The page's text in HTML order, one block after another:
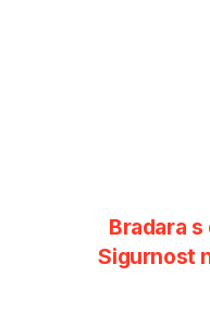
Bradara
Sigurnost